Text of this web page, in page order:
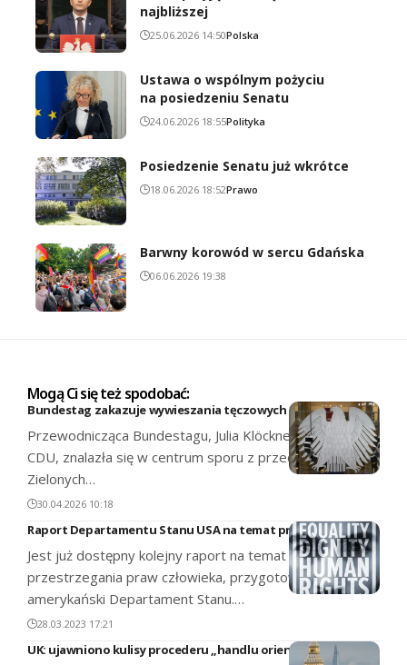
najbliższej
25.06.2026 14:50Polska
Ustawa o wspólnym pożyciu
na posiedzeniu Senatu
24.06.2026 18:55Polityka
Posiedzenie Senatu już wkrótce
18.06.2026 18:52Prawo
Barwny korowód w sercu Gdańska
06.06.2026 19:38
Mogą Ci się też spodobać:
Bundestag zakazuje wywieszania tęczowych flag
Przewodnicząca Bundestagu, Julia Klöckner z chadeckiej
CDU, znalazła się w centrum sporu z przedstawicielami
Zielonych…
30.04.2026 10:18
Raport Departamentu Stanu USA na temat praw człowieka
Jest już dostępny kolejny raport na temat
przestrzegania praw człowieka, przygotowany przez
amerykański Departament Stanu.…
28.03.2023 17:21
UK: ujawniono kulisy procederu „handlu orientacją”